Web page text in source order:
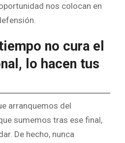
nos colocan en
no cura el
lo hacen tus
arranquemos del
sumemos tras ese final,
De hecho, nunca